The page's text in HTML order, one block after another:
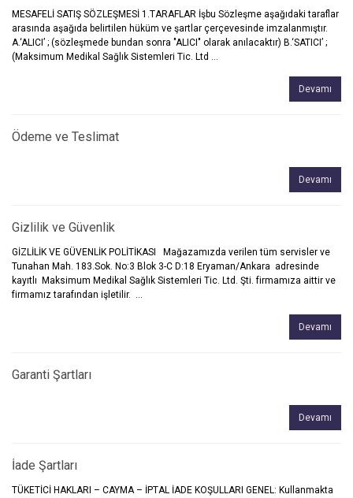
MESAFELİ SATIŞ SÖZLEŞMESİ 1.TARAFLAR İşbu Sözleşme aşağıdaki taraflar
arasında aşağıda belirtilen hüküm ve şartlar çerçevesinde imzalanmıştır.
A.‘ALICI’ ; (sözleşmede bundan sonra "ALICI" olarak anılacaktır) B.‘SATICI’ ;
(Maksimum Medikal Sağlık Sistemleri Tic. Ltd ...
Devamı
Ödeme ve Teslimat
Devamı
Gizlilik ve Güvenlik
GİZLİLİK VE GÜVENLİK POLİTİKASI Mağazamızda verilen tüm servisler ve
Tunahan Mah. 183.Sok. No:3 Blok 3-C D:18 Eryaman/Ankara adresinde
kayıtlı Maksimum Medikal Sağlık Sistemleri Tic. Ltd. Şti. firmamıza aittir ve
firmamız tarafından işletilir. ...
Devamı
Garanti Şartları
Devamı
İade Şartları
TÜKETİCİ HAKLARI – CAYMA – İPTAL İADE KOŞULLARI GENEL: Kullanmakta